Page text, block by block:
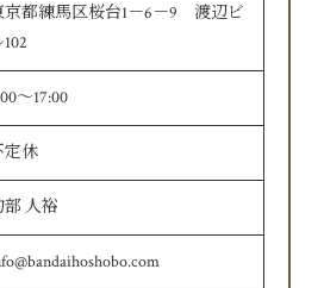
京都練馬区桜台1－6－9 渡辺ビ
〜17:00
定休
部 人裕